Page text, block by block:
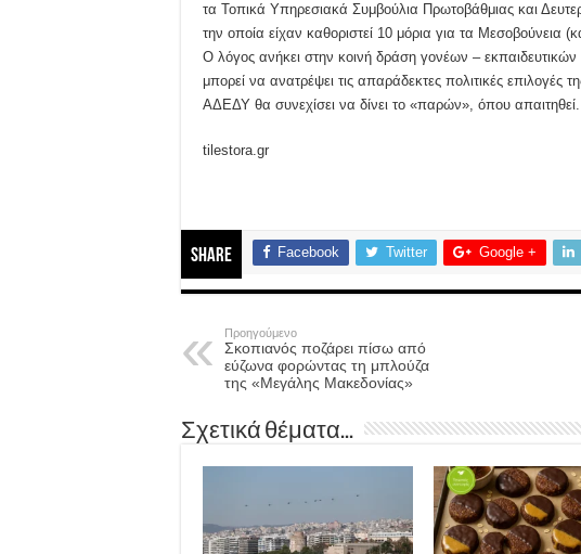
τα Τοπικά Υπηρεσιακά Συμβούλια Πρωτοβάθμιας και
την οποία είχαν καθοριστεί 10 μόρια για τα Μεσοβούνεια
Ο λόγος ανήκει στην κοινή δράση γονέων –
μπορεί να ανατρέψει τις απαράδεκτες πολιτικές
ΑΔΕΔΥ θα συνεχίσει να δίνει το «παρών», όπου απαιτηθεί.
tilestora.gr
Share Facebook Twitter Google +
Προηγούμενο
Σκοπιανός ποζάρει πίσω από
εύζωνα φορώντας τη μπλούζα
της «Μεγάλης Μακεδονίας»
Σχετικά θέματα...